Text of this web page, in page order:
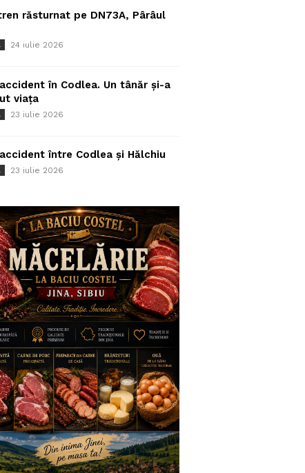
răsturnat pe DN73A, Pârâul
24 iulie 2026
în Codlea. Un tânăr și-a
viața
23 iulie 2026
între Codlea și Hălchiu
23 iulie 2026